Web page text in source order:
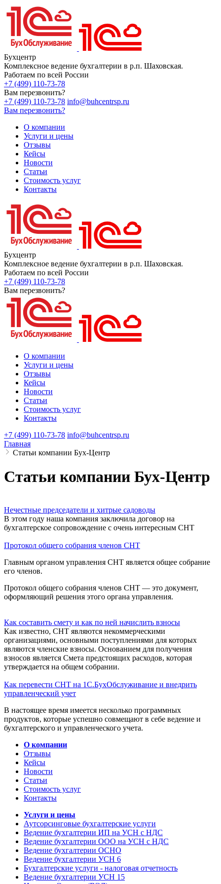
Бухцентр
Комплексное ведение бухгалтерии в р.п. Шаховская.
Работаем по всей России
+7 (499) 110-73-78
Вам перезвонить?
+7 (499) 110-73-78 info@buhcentrsp.ru
Вам перезвонить?
О компании
Услуги и цены
Отзывы
Кейсы
Новости
Статьи
Стоимость услуг
Контакты
Бухцентр
Комплексное ведение бухгалтерии в р.п. Шаховская.
Работаем по всей России
+7 (499) 110-73-78
Вам перезвонить?
О компании
Услуги и цены
Отзывы
Кейсы
Новости
Статьи
Стоимость услуг
Контакты
+7 (499) 110-73-78 info@buhcentrsp.ru
Главная
Статьи компании Бух-Центр
Статьи компании Бух-Центр
Нечестные председатели и хитрые садоводы
В этом году наша компания заключила договор на
бухгалтерское сопровождение с очень интересным СНТ
Протокол общего собрания членов СНТ
Главным органом управления СНТ является общее собрание
его членов.
Протокол общего собрания членов СНТ — это документ,
оформляющий решения этого органа управления.
Как составить смету и как по ней начислить взносы
Как известно, СНТ являются некоммерческими
организациями, основными поступлениями для которых
являются членские взносы. Основанием для получения
взносов является Смета предстоящих расходов, которая
утверждается на общем собрании.
Как перевести СНТ на 1С.БухОбслуживание и внедрить
управленческий учет
В настоящее время имеется несколько программных
продуктов, которые успешно совмещают в себе ведение и
бухгалтерского и управленческого учета.
О компании
Отзывы
Кейсы
Новости
Статьи
Стоимость услуг
Контакты
Услуги и цены
Аутсорсинговые бухгалтерские услуги
Ведение бухгалтерии ИП на УСН с НДС
Ведение бухгалтерии ООО на УСН с НДС
Ведение бухгалтерии ОСНО
Ведение бухгалтерии УСН 6
Бухгалтерские услуги - налоговая отчетность
Ведение бухгалтерии УСН 15